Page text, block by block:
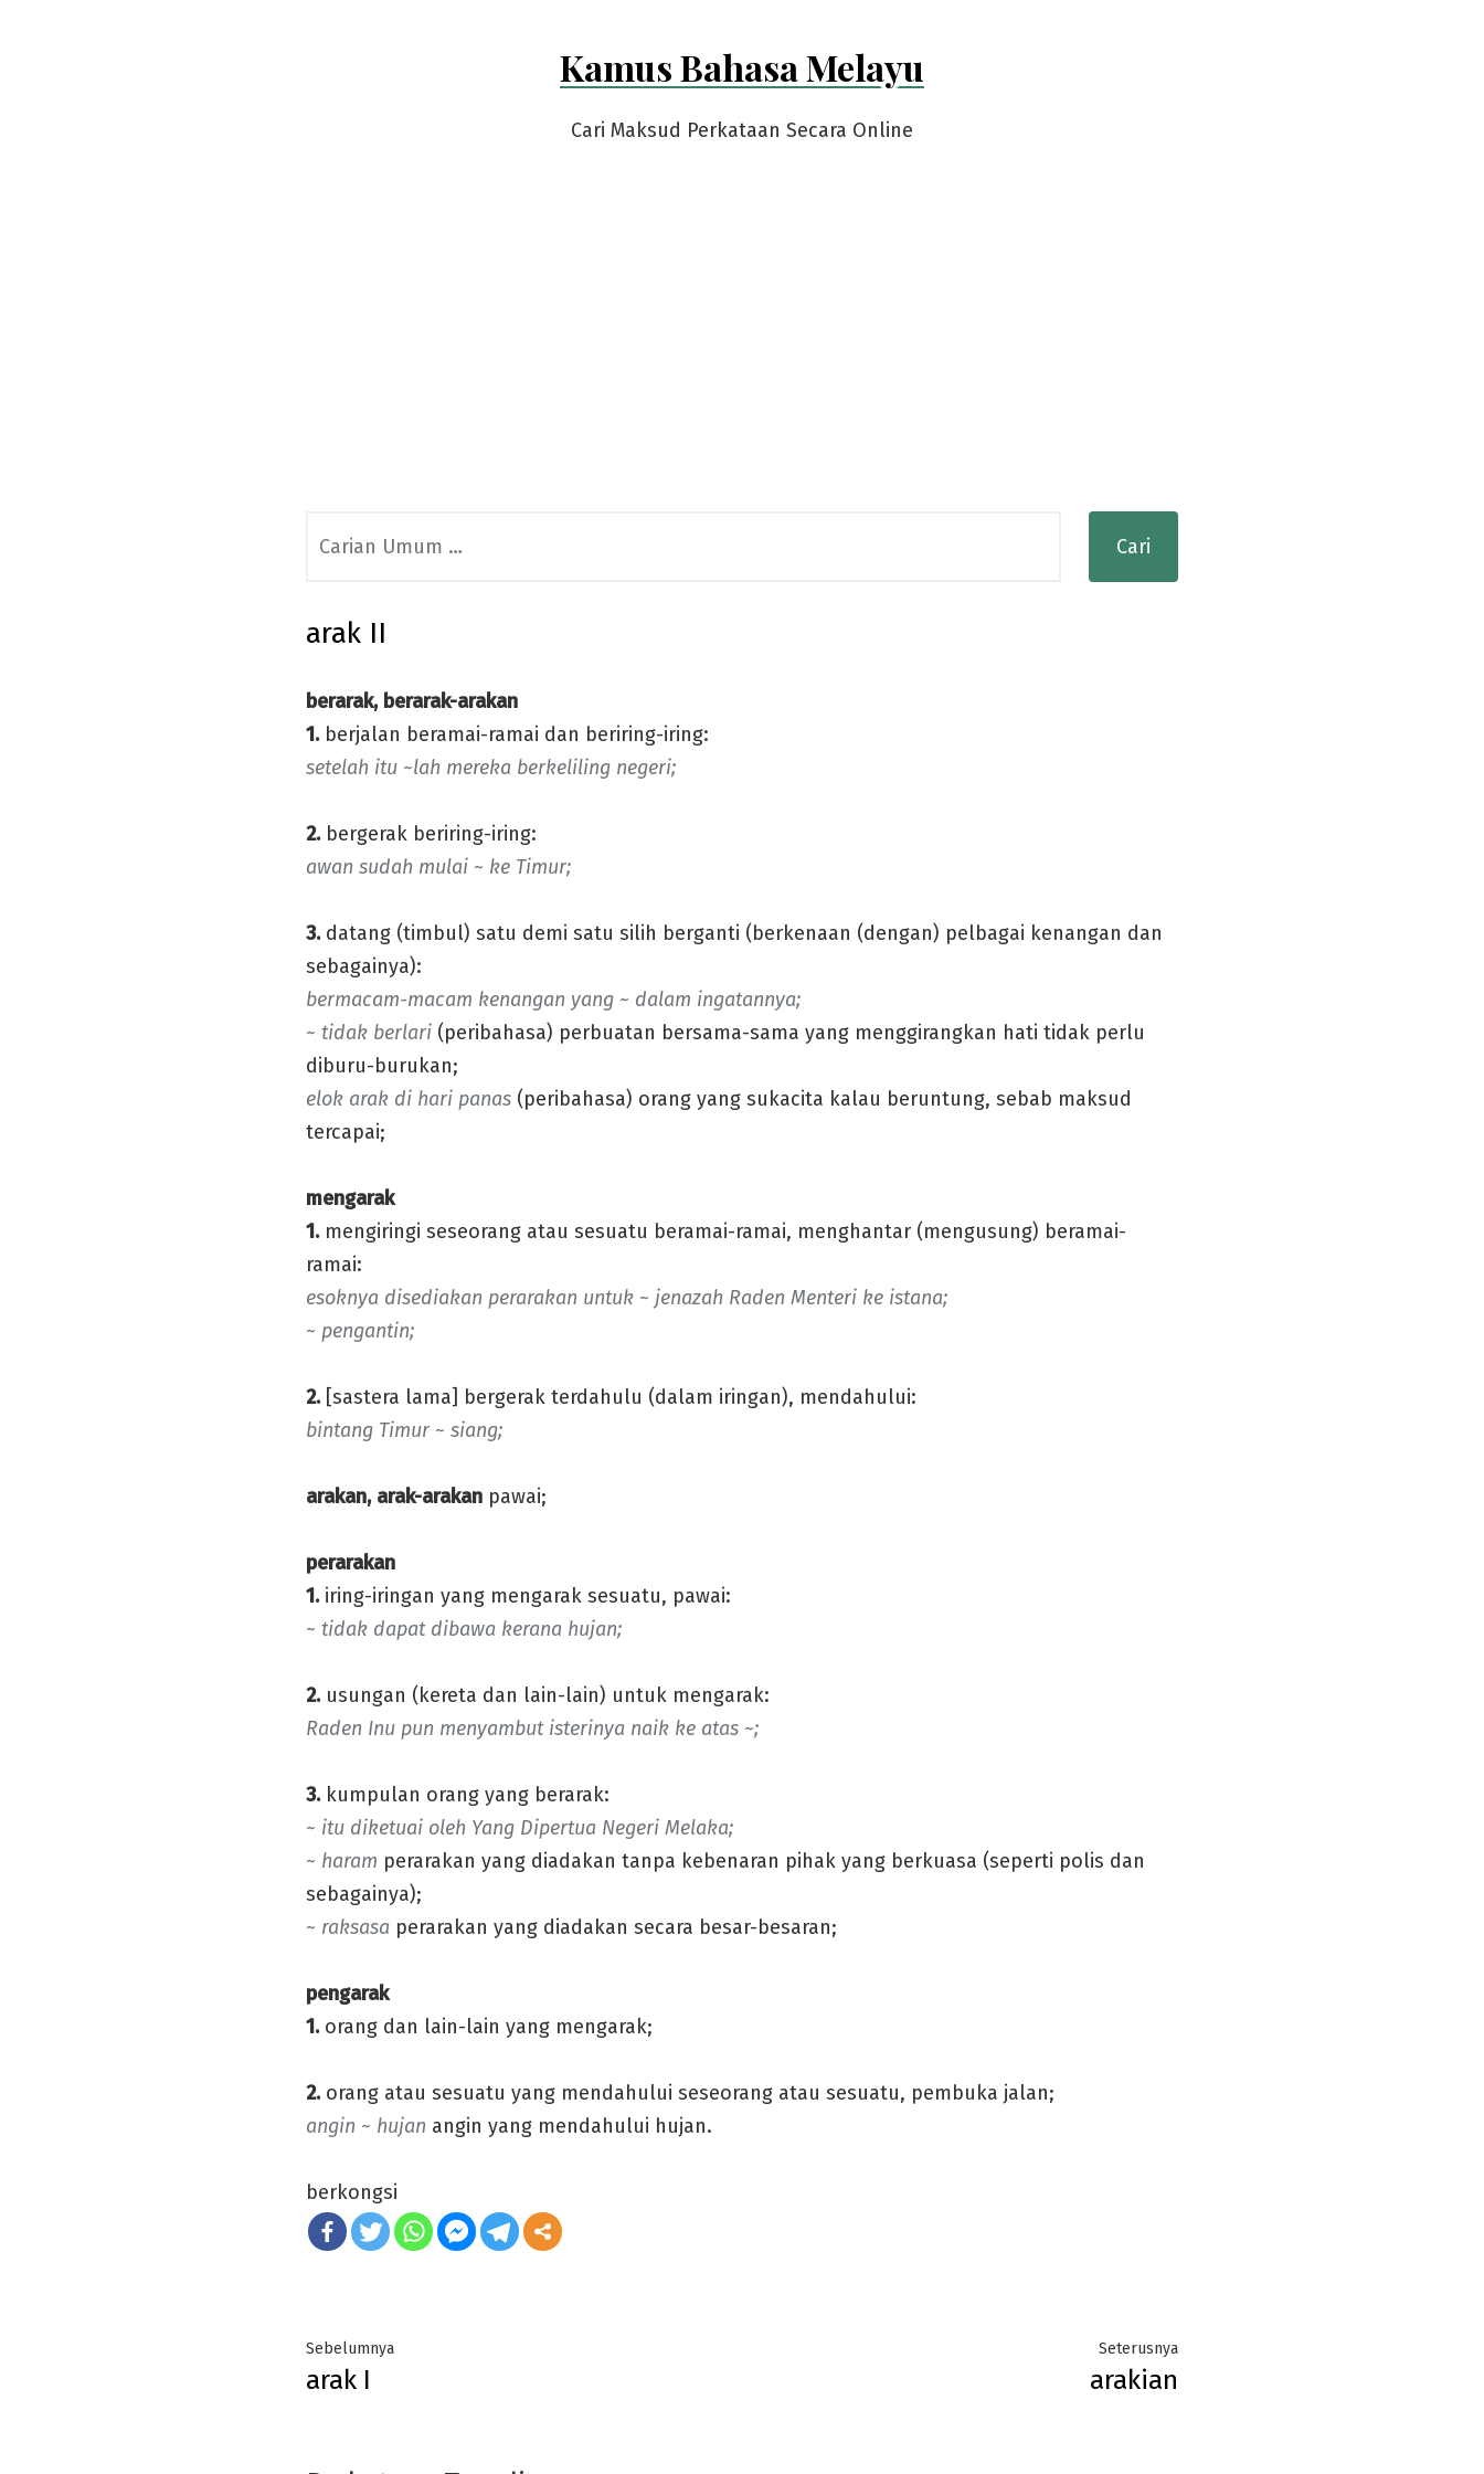
Kamus Bahasa Melayu
Cari Maksud Perkataan Secara Online
for:
arak II
berarak, berarak-arakan
1.berjalan beramai-ramai dan beriring-iring:
setelah itu ~lah mereka berkeliling negeri;
2.bergerak beriring-iring:
awan sudah mulai ~ ke Timur;
3.datang (timbul) satu demi satu silih berganti (berkenaan (dengan) pelbagai kenangan dan
sebagainya):
bermacam-macam kenangan yang ~ dalam ingatannya;
~ tidak berlari (peribahasa) perbuatan bersama-sama yang menggirangkan hati tidak perlu
diburu-burukan;
elok arak di hari panas (peribahasa) orang yang sukacita kalau beruntung, sebab maksud
tercapai;
mengarak
1.mengiringi seseorang atau sesuatu beramai-ramai, menghantar (mengusung) beramai-
ramai:
esoknya disediakan perarakan untuk ~ jenazah Raden Menteri ke istana;
~ pengantin;
2.[sastera lama] bergerak terdahulu (dalam iringan), mendahului:
bintang Timur ~ siang;
arakan, arak-arakan pawai;
perarakan
1.iring-iringan yang mengarak sesuatu, pawai:
~ tidak dapat dibawa kerana hujan;
2.usungan (kereta dan lain-lain) untuk mengarak:
Raden Inu pun menyambut isterinya naik ke atas ~;
3.kumpulan orang yang berarak:
~ itu diketuai oleh Yang Dipertua Negeri Melaka;
~ haram perarakan yang diadakan tanpa kebenaran pihak yang berkuasa (seperti polis dan
sebagainya);
~ raksasa perarakan yang diadakan secara besar-besaran;
pengarak
1.orang dan lain-lain yang mengarak;
2.orang atau sesuatu yang mendahului seseorang atau sesuatu, pembuka jalan;
angin ~ hujan angin yang mendahului hujan.
berkongsi
Post
navigation
SebelumnyaPrevious
arak I
SeterusnyaNext
arakian